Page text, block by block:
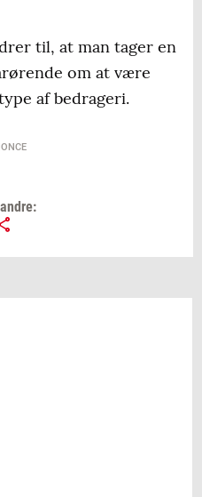
til, at man tager en
om at være
af bedrageri.